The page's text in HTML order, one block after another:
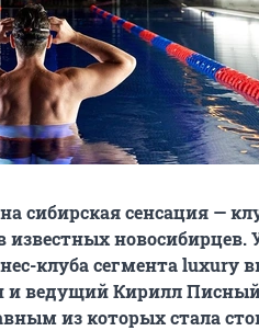
сибирская сенсация —
известных новосибирцев.
клуба сегмента luxury
ведущий Кирилл
из которых стала